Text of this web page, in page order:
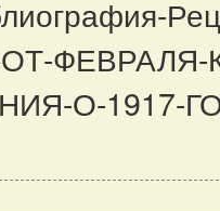
ФЕВРАЛЯ-
О-1917-